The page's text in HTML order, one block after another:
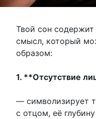
Твой сон
смысл, который
образом:
1. **Отсутствие
— символизирует
с отцом, её